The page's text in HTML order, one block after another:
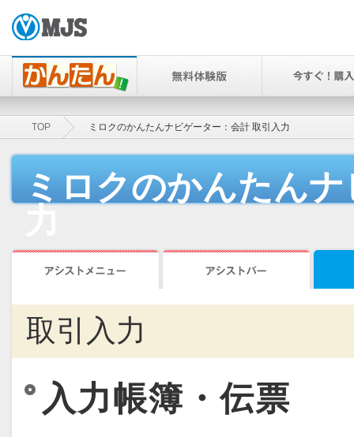
TOP ミロクのかんたんナビゲーター：会計 取引入力
ミロクのかんたん
取引入力
入力帳簿・伝票